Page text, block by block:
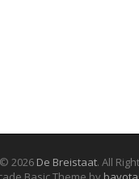
2026 De Breistaat. All